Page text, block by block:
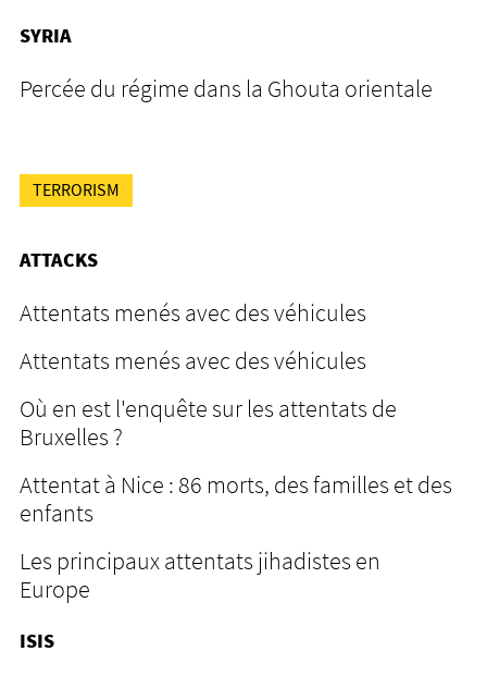
SYRIA
Percée du régime dans la Ghouta orientale
TERRORISM
ATTACKS
Attentats menés avec des véhicules
Attentats menés avec des véhicules
Où en est l'enquête sur les attentats de
Bruxelles ?
Attentat à Nice : 86 morts, des familles et des
enfants
Les principaux attentats jihadistes en
Europe
ISIS